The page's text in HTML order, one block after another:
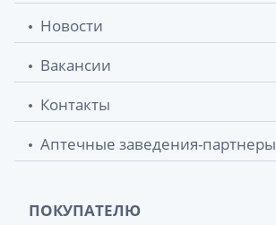
Новости
Вакансии
Контакты
Аптечные заведения-партнеры
ПОКУПАТЕЛЮ